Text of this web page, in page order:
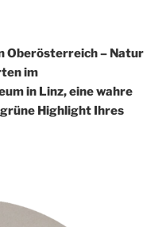
Oberösterreich – Natur
im
in Linz, eine wahre
Highlight Ihres